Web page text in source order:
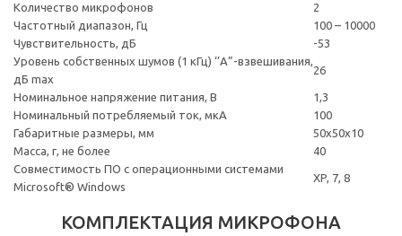
Количество микрофонов
2
Частотный диапазон, Гц
100 – 10000
Чувствительность, дБ
-53
Уровень собственных шумов (1 кГц) ‘’А”-взвешивания,
дБ max
26
Номинальное напряжение питания, В
1,3
Номинальный потребляемый ток, мкА
100
Габаритные размеры, мм
50x50x10
Масса, г, не более
40
Совместимость ПО с операционными системами
Microsoft® Windows
XP, 7, 8
КОМПЛЕКТАЦИЯ МИКРОФОНА